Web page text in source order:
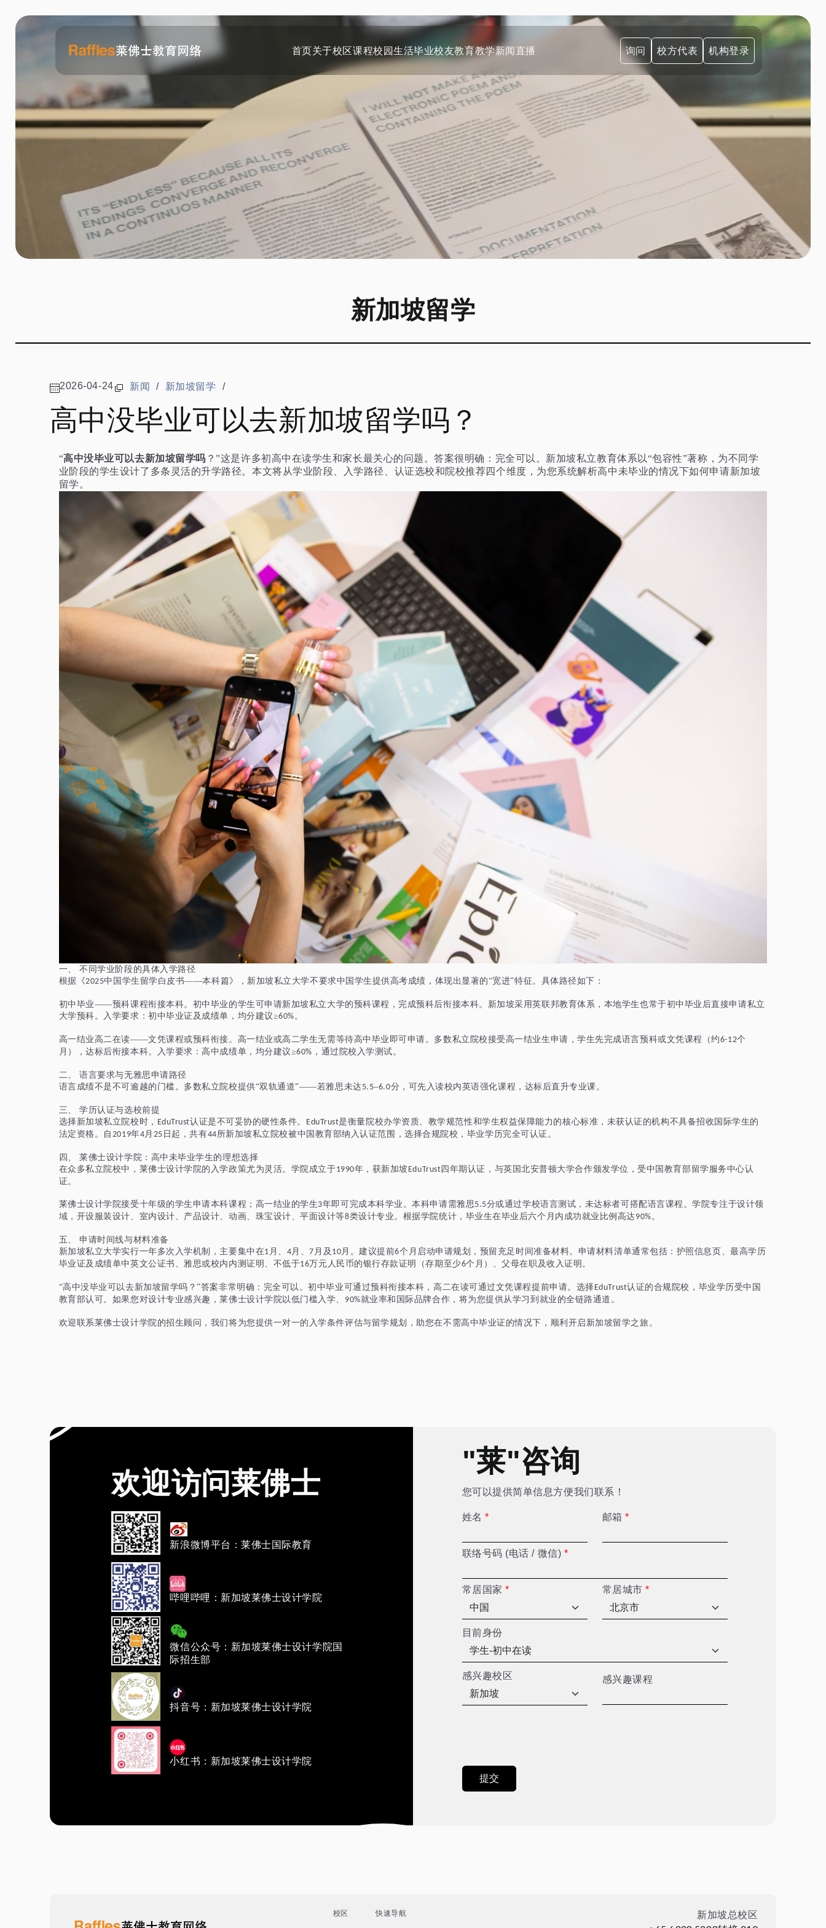
首页关于校区课程校园生活毕业校友教育教学新闻直播 询问 校方代表 机构登录
新加坡留学
2026-04-24 新闻 / 新加坡留学 /
高中没毕业可以去新加坡留学吗？
“高中没毕业可以去新加坡留学吗 ？”这是许多初高中在读学生和家长最关心的问题。答案很明确：完全可以。新加坡私立教育体系以“包容性”著称，为不同学
业阶段的学生设计了多条灵活的升学路径。本文将从学业阶段、入学路径、认证选校和院校推荐四个维度，为您系统解析高中未毕业的情况下如何申请新加坡
留学。
一、
不同学业阶段的具体入学路径
根据《2025中国学生留学白皮书——本科篇》，新加坡私立大学不要求中国学生提供高考成绩，体现出显著的“宽进”特征。具体路径如下：
初中毕业——预科课程衔接本科。初中毕业的学生可申请新加坡私立大学的预科课程，完成预科后衔接本科。新加坡采用英联邦教育体系，本地学生也常于初中毕业后直接申请私立
大学预科。入学要求：初中毕业证及成绩单，均分建议≥60%。
高一结业高二在读——文凭课程或预科衔接。高一结业或高二学生无需等待高中毕业即可申请。多数私立院校接受高一结业生申请，学生先完成语言预科或文凭课程（约6-12个
月），达标后衔接本科。入学要求：高中成绩单，均分建议≥60% ，通过院校入学测试。
二、
语言要求与无雅思申请路径
语言成绩不是不可逾越的门槛。多数私立院校提供“双轨通道”——若雅思未达 5.5–6.0分，可先入读校内英语强化课程，达标后直升专业课。
三、
学历认证与选校前提
选择新加坡私立院校时， EduTrust认证是不可妥协的硬性条件。 EduTrust是衡量院校办学资质、教学规范性和学生权益保障能力的核心标准，未获认证的机构不具备招收国际学生的
法定资格。自 2019年4月 25 日起，共有44所新加坡私立院校被中国教育部纳入认证范围，选择合规院校，毕业学历完全可认证。
四、
莱佛士设计学院：高中未毕业学生的理想选择
在众多私立院校中，莱佛士设计学院的入学政策尤为灵活。学院成立于1990年，获新加坡 EduTrust四年期认证，与英国北安普顿大学合作颁发学位，受中国教育部留学服务中心认
证。
莱佛士设计学院接受十年级的学生申请本科课程；高一结业的学生3年即可完成本科学业。本科申请需雅思5.5分或通过学校语言测试，未达标者可搭配语言课程。学院专注于设计领
域，开设服装设计、室内设计、产品设计、动画、珠宝设计、平面设计等8类设计专业。根据学院统计，毕业生在毕业后六个月内成功就业比例高达 90%。
五、
申请时间线与材料准备
新加坡私立大学实行一年多次入学机制，主要集中在1 月、 4月、7 月及 10月。建议提前6个月启动申请规划，预留充足时间准备材料。申请材料清单通常包括：护照信息页、最高学历
毕业证及成绩单中英文公证书、雅思或校内内测证明、不低于16万元人民币的银行存款证明（存期至少6个月）、父母在职及收入证明。
“高中没毕业可以去新加坡留学吗？”答案非常明确：完全可以。初中毕业可通过预科衔接本科， 高二在读可通过文凭课程提前申请。选择 EduTrust认证的合规院校，毕业学历受中国
教育部认可。如果您对设计专业感兴趣，莱佛士设计学院以低门槛入学、 90%就业率和国际品牌合作，将为您提供从学习到就业的全链路通道。
欢迎联系莱佛士设计学院的招生顾问，我们将为您提供一对一的入学条件评估与留学规划，助您在不需高中毕业证的情况下，顺利开启新加坡留学之旅。
欢迎访问莱佛士
新浪微博平台：莱佛士国际教育
哔哩哔哩：新加坡莱佛士设计学院
微信公众号：新加坡莱佛士设计学院国
际招生部
抖音号：新加坡莱佛士设计学院
小红书：新加坡莱佛士设计学院
"莱"咨询
您可以提供简单信息方便我们联系！
姓名* 邮箱*
联络号码 (电话 / 微信) *
常居国家* 常居城市*
目前身份
感兴趣校区 感兴趣课程
校区 快速导航 新加坡总校区